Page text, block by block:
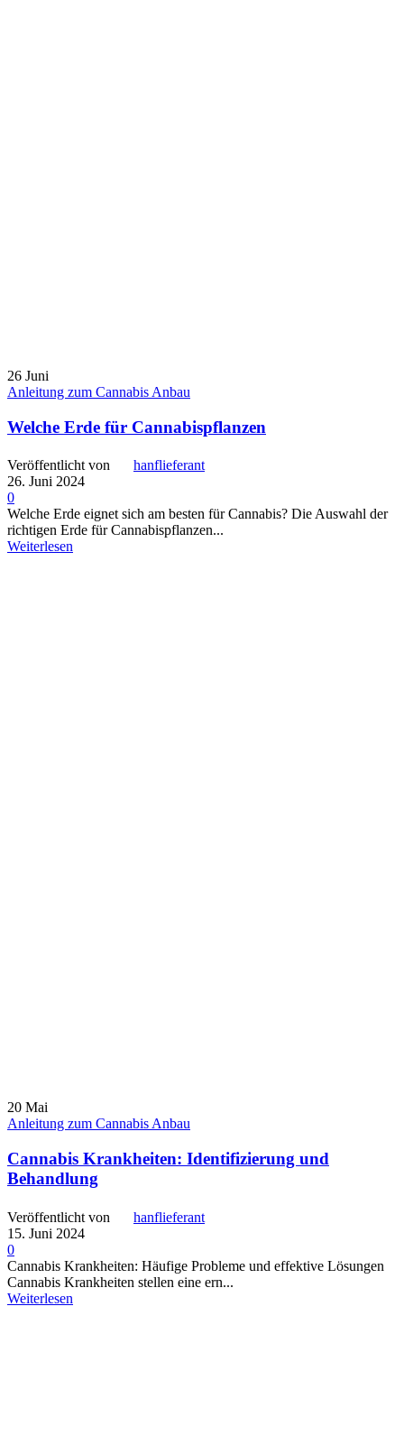
26 Juni
Anleitung zum Cannabis Anbau
Welche Erde für Cannabispflanzen
Veröffentlicht von
hanflieferant
26. Juni 2024
0
Welche Erde eignet sich am besten für Cannabis? Die Auswahl der
richtigen Erde für Cannabispflanzen...
Weiterlesen
20 Mai
Anleitung zum Cannabis Anbau
Cannabis Krankheiten: Identifizierung und
Behandlung
Veröffentlicht von
hanflieferant
15. Juni 2024
0
Cannabis Krankheiten: Häufige Probleme und effektive Lösungen
Cannabis Krankheiten stellen eine ern...
Weiterlesen